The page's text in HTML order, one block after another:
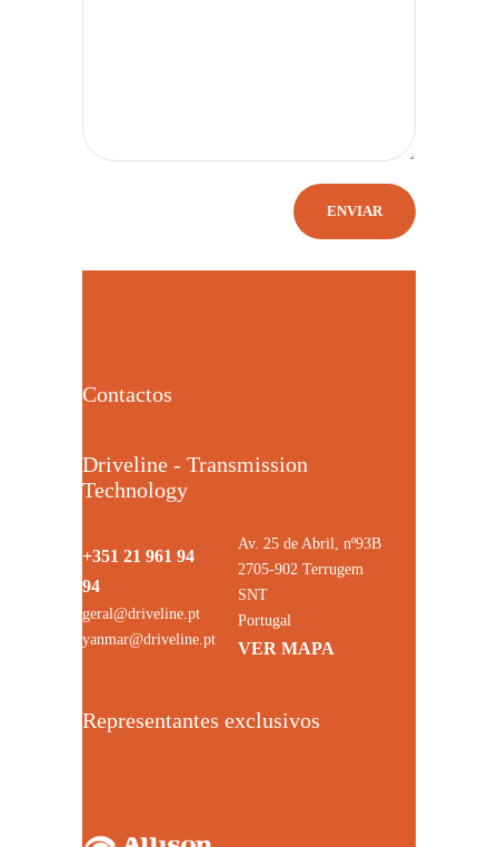
Contactos
Driveline - Transmission
Technology
+351 21 961 94
94
geral@driveline.pt
yanmar@driveline.pt
Av. 25 de Abril, nº93B
2705-902 Terrugem
SNT
Portugal
VER MAPA
Representantes exclusivos